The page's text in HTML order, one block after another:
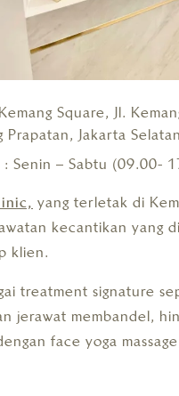
Square, Jl.
Prapatan, Jakarta
: Senin – Sabtu (09.00-
yang terletak di
kecantikan yang
klien.
treatment signature
jerawat membandel,
face yoga